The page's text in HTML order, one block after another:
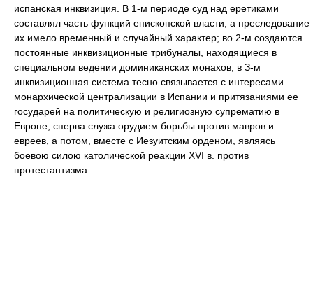
испанская инквизиция. В 1-м периоде суд над еретиками
составлял часть функций епископской власти, а преследование
их имело временный и случайный характер; во 2-м создаются
постоянные инквизиционные трибуналы, находящиеся в
специальном ведении доминиканских монахов; в З-м
инквизиционная система тесно связывается с интересами
монархической централизации в Испании и притязаниями ее
государей на политическую и религиозную супрематию в
Европе, сперва служа орудием борьбы против мавров и
евреев, а потом, вместе с Иезуитским орденом, являясь
боевою силою католической реакции XVI в. против
протестантизма.